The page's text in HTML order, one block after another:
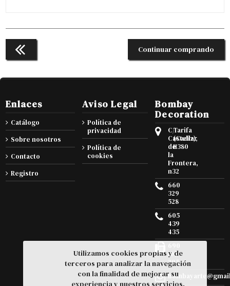
Continuar comprando
Enlaces
Catálogo
Sobre nosotros
Contacto
Registro
Aviso Legal
Política de
privacidad
Política de
cookies
Bombay
Decoration
C/
Castellar
de
la
Frontera,
n32
Tarifa
(Cadiz),
11380
660
329
528
605
439
435
105
295
Utilizamos cookies propias y de
terceros para analizar la navegación
con la finalidad de mejorar su
experiencia y nuestros servicios.